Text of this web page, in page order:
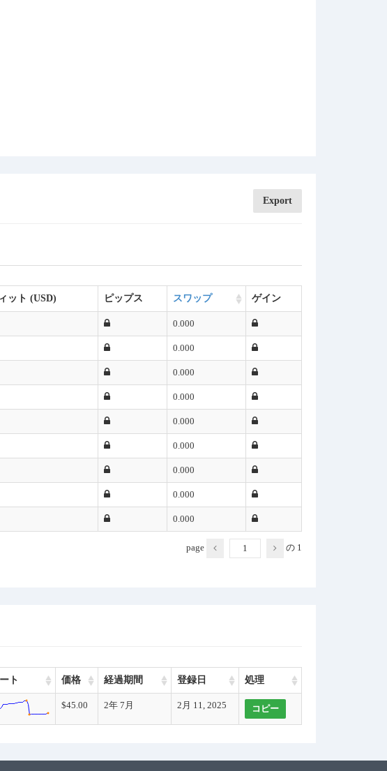
Export
ット (USD) ピップス スワップ ゲイン
0.000
0.000
0.000
0.000
0.000
0.000
0.000
0.000
0.000
page の 1
ト 価格 経過期間 登録日 処理
$45.00 2年 7月 2月 11, 2025 コピー